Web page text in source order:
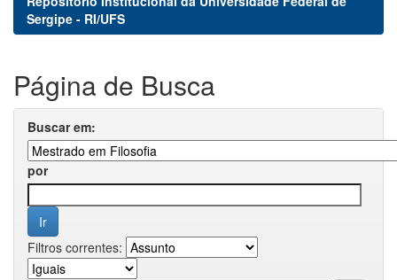
Sergipe - RI/UFS
Página de Busca
Buscar em:
por
Filtros correntes: